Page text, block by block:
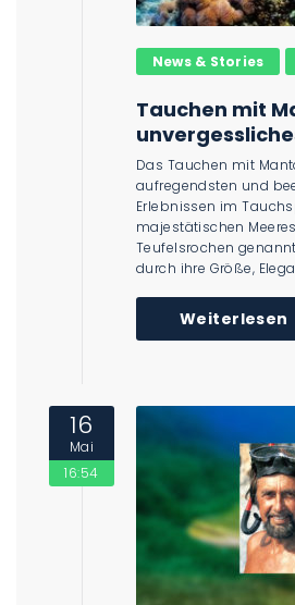
News & Stories
Tauchen mit
Das Tauchen mit
aufregendsten und
Erlebnissen im
majestätischen
Teufelsrochen
durch ihre Größe,
Weiterlesen
16
Mai
16:54